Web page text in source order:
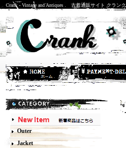
Crank - Vintage and Antiques . 古着通販サイト クランク
Outer
Jacket